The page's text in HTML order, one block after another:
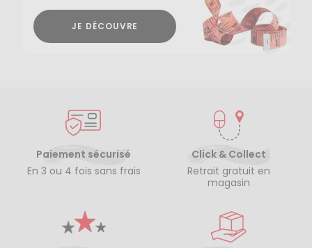
JE DÉCOUVRE
Paiement sécurisé
En 3 ou 4 fois sans frais
Click & Collect
Retrait gratuit en
magasin